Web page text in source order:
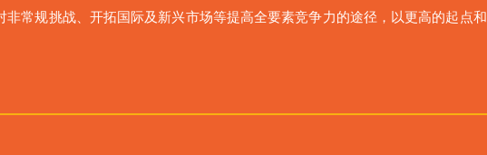
非常规挑战、开拓国际及新兴市场等提高全要素竞争力的途径，以更高的起点